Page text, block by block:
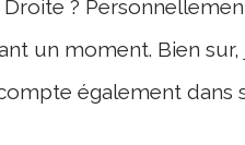
?
un moment. Bien
également dans